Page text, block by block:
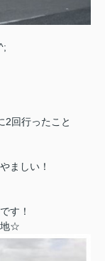
2回行ったこと
ましい！
す！
地☆